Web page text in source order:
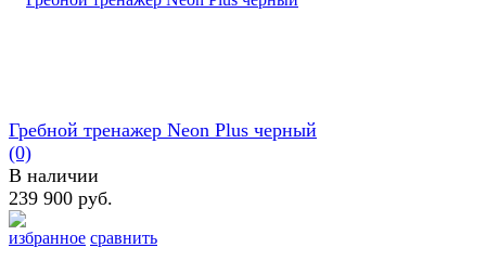
избранное сравнить
Гребной тренажер Neon Plus черный
(0)
В наличии
239 900 руб.